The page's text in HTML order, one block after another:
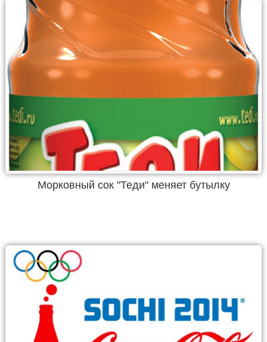
Морковный сок "Теди" меняет бутылку